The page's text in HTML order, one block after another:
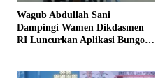
Wagub Abdullah Sani
Dampingi Wamen Dikdasmen
RI Luncurkan Aplikasi Bungo